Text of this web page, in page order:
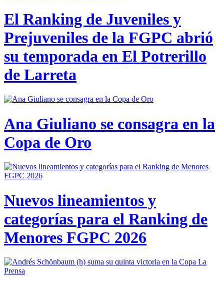
El Ranking de Juveniles y
Prejuveniles de la FGPC abrió
su temporada en El Potrerillo
de Larreta
Ana Giuliano se consagra en la
Copa de Oro
Nuevos lineamientos y
categorías para el Ranking de
Menores FGPC 2026